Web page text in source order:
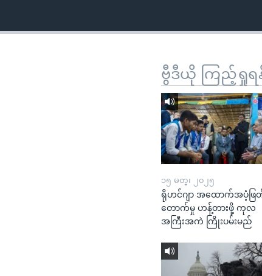
ဗွီဒီယို ကြည့်ရှုရ
၁၅ မတ္၊ ၂၀၂၅
ရိုဟင်ဂျာ အထောက်အပံ့ဖြ
တောက်မှု ဟန့်တားဖို့ ကုလ
အကြီးအကဲ ကြိုးပမ်းမည်